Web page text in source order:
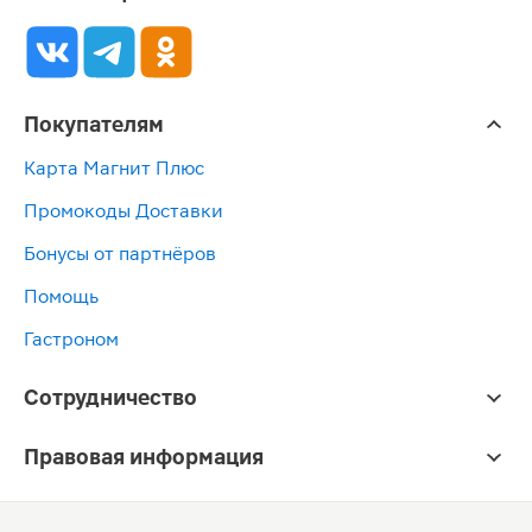
Покупателям
Карта Магнит Плюс
Промокоды Доставки
Бонусы от партнёров
Помощь
Гастроном
Сотрудничество
Правовая информация